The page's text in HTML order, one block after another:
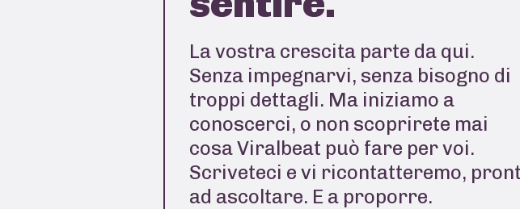
La vostra crescita parte da qui.
Senza impegnarvi, senza bisogno di
troppi dettagli. Ma iniziamo a
conoscerci, o non scoprirete mai
cosa Viralbeat può fare per voi.
Scriveteci e vi ricontatteremo,
ad ascoltare. E a proporre.